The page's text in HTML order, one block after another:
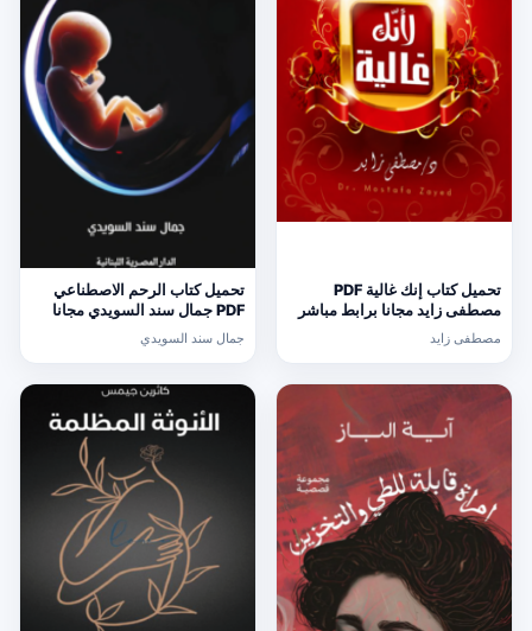
تحميل كتاب إنك غالية PDF
مصطفى زايد مجانا برابط مباشر
مصطفى زايد
تحميل كتاب الرحم الاصطناعي
PDF جمال سند السويدي مجانا
جمال سند السويدي